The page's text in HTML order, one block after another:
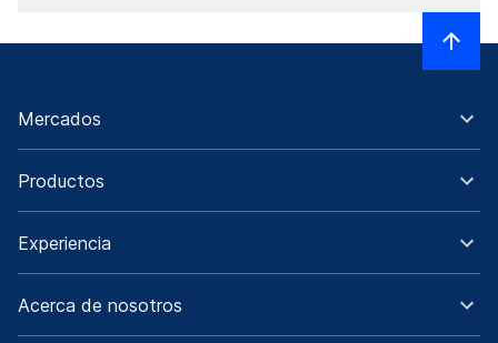
Mercados
Productos
Experiencia
Acerca de nosotros